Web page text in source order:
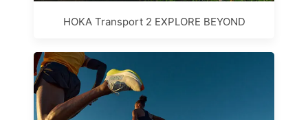
HOKA Transport 2 EXPLORE BEYOND